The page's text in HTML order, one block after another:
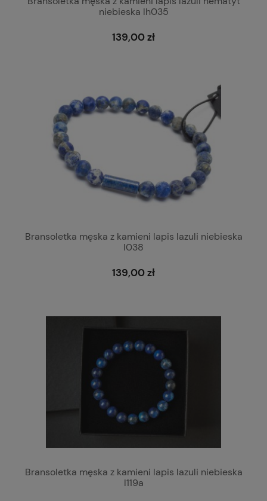
niebieska lh035
139,00 zł
Bransoletka męska z kamieni lapis lazuli niebieska
l038
139,00 zł
Bransoletka męska z kamieni lapis lazuli niebieska
l119a